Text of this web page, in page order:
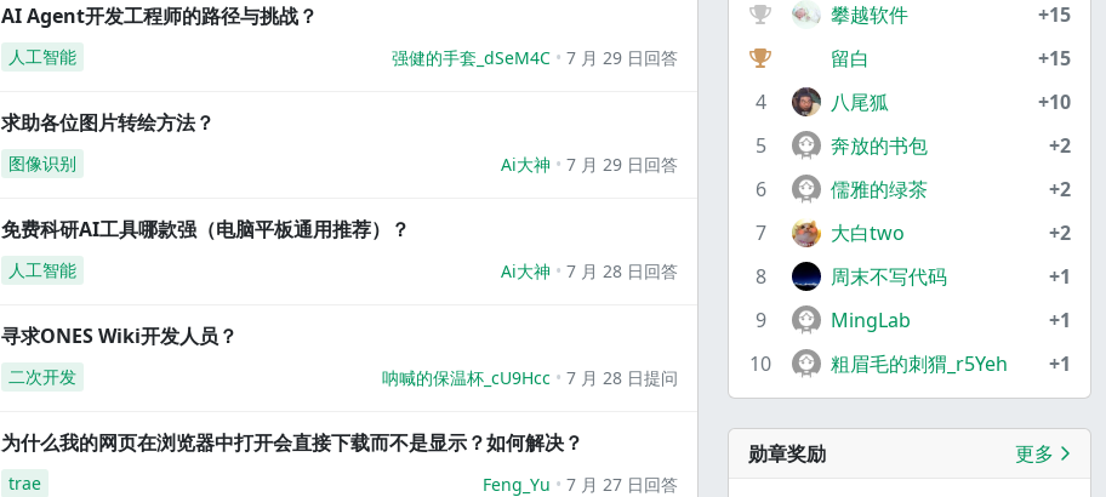
AI Agent开发工程师的路径与挑战？
人工智能 强健的手套_dSeM4C 7 月 29 日回答
求助各位图片转绘方法？
图像识别 Ai大神 7 月 29 日回答
免费科研AI工具哪款强（电脑平板通用推荐）？
人工智能 Ai大神 7 月 28 日回答
寻求ONES Wiki开发人员？
二次开发 呐喊的保温杯_cU9Hcc 7 月 28 日提问
为什么我的网页在浏览器中打开会直接下载而不是显示？如何解决？
trae Feng_Yu 7 月 27 日回答
攀越软件
+15
留白
+15
4
八尾狐
+10
5
奔放的书包
+2
6
儒雅的绿茶
+2
7
大白two
+2
8
周末不写代码
+1
9
MingLab
+1
10
粗眉毛的刺猬_r5Yeh +1
勋章奖励 更多